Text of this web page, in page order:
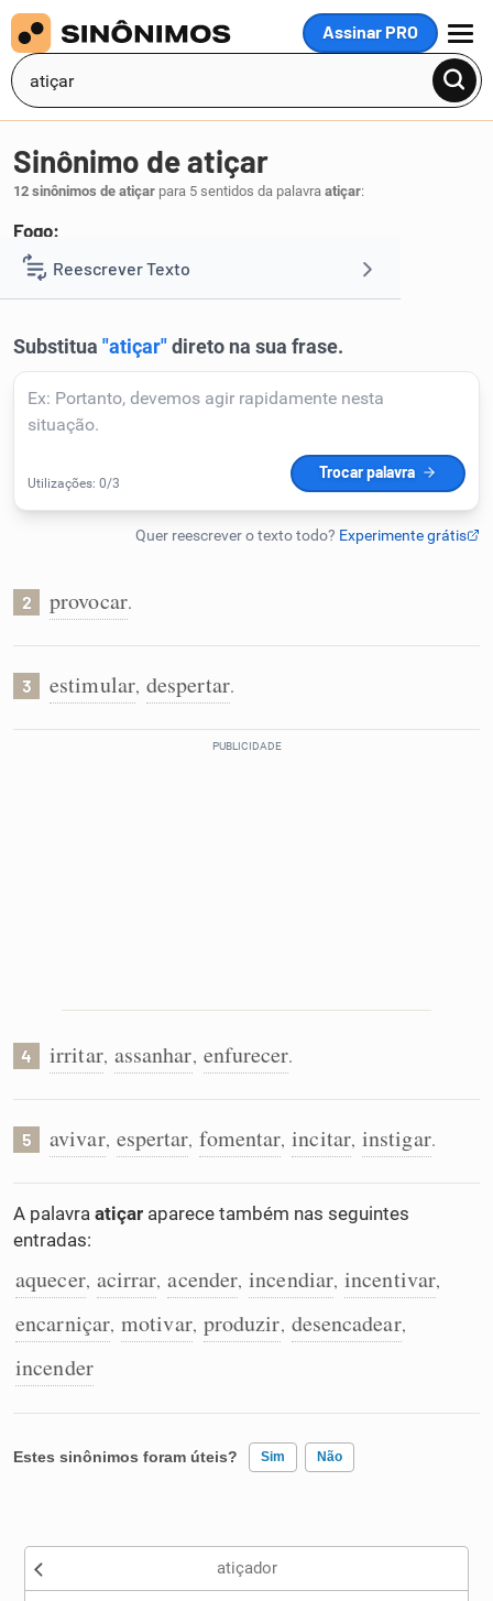
Assinar PRO
MENU
Reescrever Texto
Corrigir Texto
Humanizador de IA
Conexões
Sinônimo de atiçar
12 sinônimos de atiçar para 5 sentidos da palavra atiçar:
Fogo:
1 atear.
2 provocar.
3 estimular, despertar.
4 irritar, assanhar, enfurecer.
5 avivar, espertar, fomentar, incitar, instigar.
A palavra atiçar aparece também nas seguintes
entradas:
aquecer, acirrar, acender, incendiar, incentivar,
encarniçar, motivar, produzir, desencadear,
incender
Estes sinônimos foram úteis? Sim Não
Nenhum dos sinônimos apresentados me ajudou
atiçador